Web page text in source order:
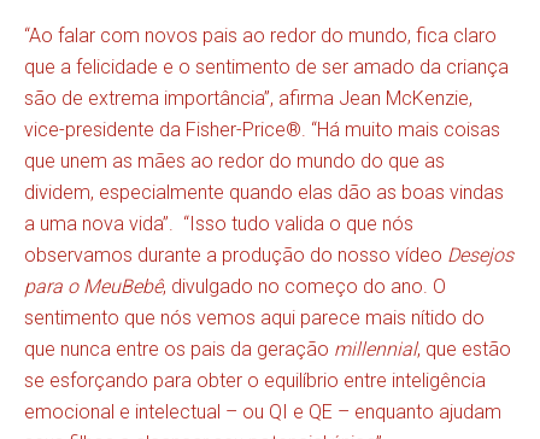
“Ao falar com novos pais ao redor do mundo, fica claro
que a felicidade e o sentimento de ser amado da criança
são de extrema importância”, afirma Jean McKenzie,
vice-presidente da Fisher-Price®. “Há muito mais coisas
que unem as mães ao redor do mundo do que as
dividem, especialmente quando elas dão as boas vindas
a uma nova vida”. “Isso tudo valida o que nós
observamos durante a produção do nosso vídeo Desejos
para o MeuBebê, divulgado no começo do ano. O
sentimento que nós vemos aqui parece mais nítido do
que nunca entre os pais da geração millennial, que estão
se esforçando para obter o equilíbrio entre inteligência
emocional e intelectual – ou QI e QE – enquanto ajudam